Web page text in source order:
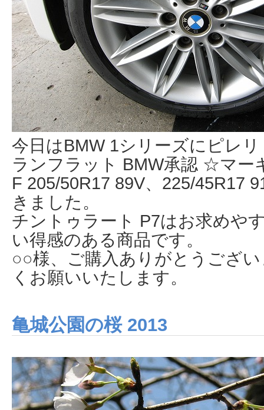
今日はBMW 1シリーズにピレ
ランフラット BMW承認 ☆マー
F 205/50R17 89V、225/45R17
きました。
チントゥラート P7はお求めや
い得感のある商品です。
○○様、ご購入ありがとうござ
くお願いいたします。
亀城公園の桜 2013